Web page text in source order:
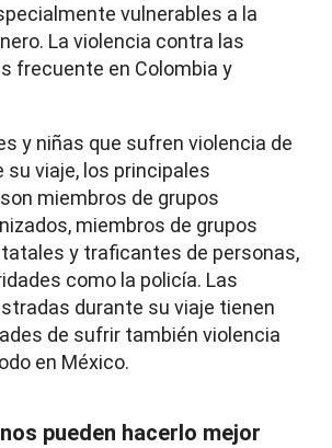
vulnerables a la
La violencia contra las
frecuente en Colombia y
y niñas que sufren violencia de
su viaje, los principales
miembros de grupos
miembros de grupos
y traficantes de personas,
como la policía. Las
durante su viaje tienen
de sufrir también violencia
en México.
pueden hacerlo mejor